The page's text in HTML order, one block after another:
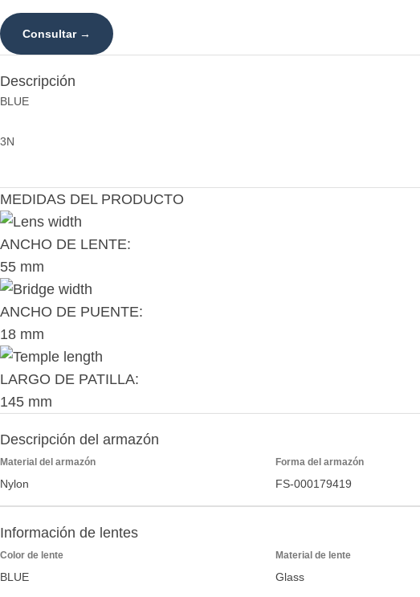
Consultar →
Descripción
BLUE
3N
MEDIDAS DEL PRODUCTO
ANCHO DE LENTE:
55 mm
ANCHO DE PUENTE:
18 mm
LARGO DE PATILLA:
145 mm
Descripción del armazón
Material del armazón
Nylon
Forma del armazón
FS-000179419
Información de lentes
Color de lente
BLUE
Material de lente
Glass